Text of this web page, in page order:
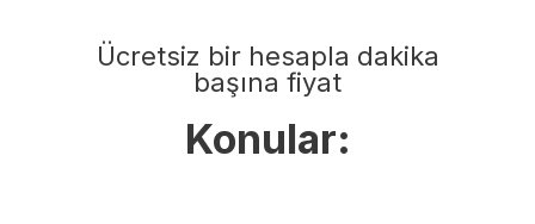
Ücretsiz bir hesapla dakika
başına fiyat
Konular: